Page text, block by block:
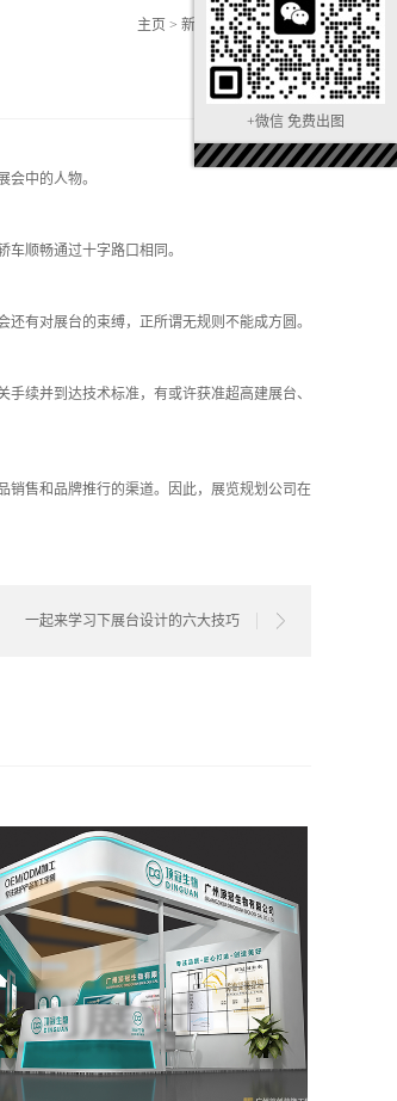
主页 > 新闻中心>行业新闻
中的人物。
顺畅通过十字路口相同。
有对展台的束缚，正所谓无规则不能成方圆。
续并到达技术标准，有或许获准超高建展台、
售和品牌推行的渠道。因此，展览规划公司在
一起来学习下展台设计的六大技巧
+微信 免费出图